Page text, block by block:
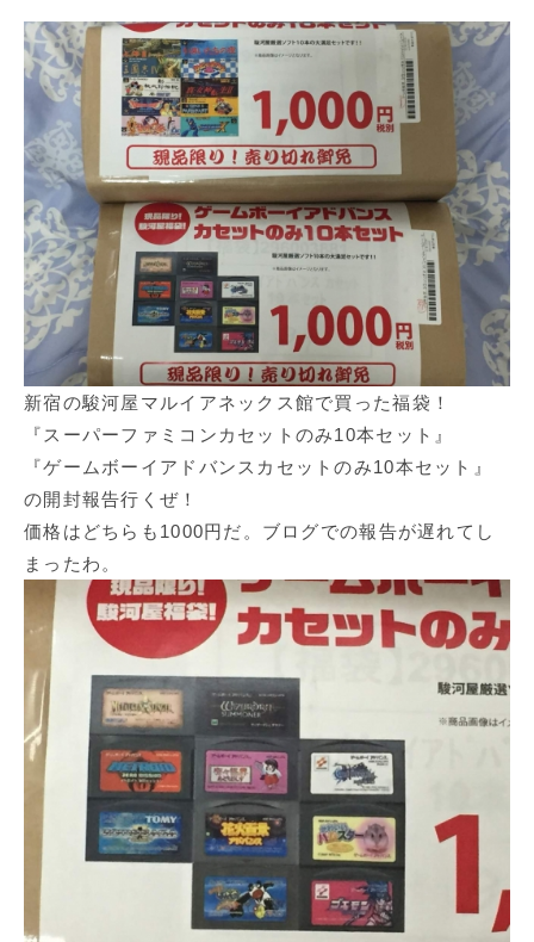
新宿の駿河屋マルイアネックス館で買った福袋！
『スーパーファミコンカセットのみ10本セット』
『ゲームボーイアドバンスカセットのみ10本セット』
の開封報告行くぜ！
価格はどちらも1000円だ。ブログでの報告が遅れてし
まったわ。